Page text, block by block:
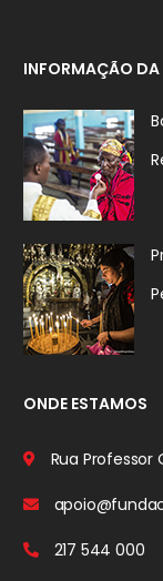
INFORMAÇÃO DA
ONDE ESTAMOS
Rua Professor
217 544 000